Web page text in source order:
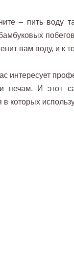
– пить воду
вам воду, и к
интересует
печам. И этот
в которых